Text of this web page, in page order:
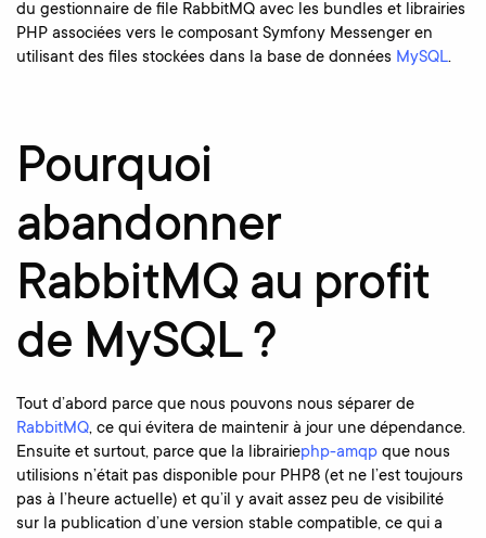
du gestionnaire de file RabbitMQ avec les bundles et librairies
PHP associées vers le composant Symfony Messenger en
utilisant des files stockées dans la base de données MySQL.
Pourquoi
abandonner
RabbitMQ au profit
de MySQL ?
Tout d’abord parce que nous pouvons nous séparer de
RabbitMQ, ce qui évitera de maintenir à jour une dépendance.
Ensuite et surtout, parce que la librairiephp-amqp que nous
utilisions n’était pas disponible pour PHP8 (et ne l’est toujours
pas à l’heure actuelle) et qu’il y avait assez peu de visibilité
sur la publication d’une version stable compatible, ce qui a